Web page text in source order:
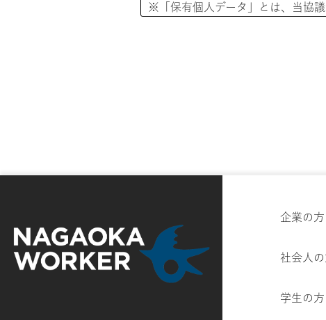
※「保有個人データ」とは、当協
2. 保有個人データの利用目的
当協議会は、ご提供いただいた個
会が想定している利用目的の範囲
企業の
社会人
学生の